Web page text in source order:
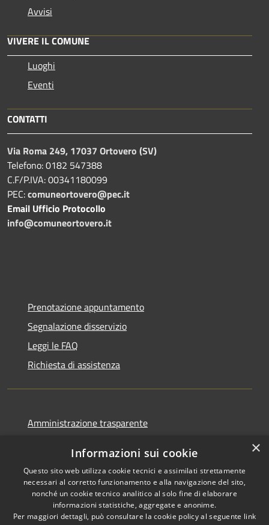
Avvisi
VIVERE IL COMUNE
Luoghi
Eventi
CONTATTI
Via Roma 249, 17037 Ortovero (SV)
Telefono: 0182 547388
C.F/P.IVA: 00341180099
PEC:comuneortovero@pec.it
Email Ufficio Protocollo
info@comuneortovero.it
Prenotazione appuntamento
Segnalazione disservizio
Leggi le FAQ
Richiesta di assistenza
Amministrazione trasparente
Dichiarazione di accessibilità
×
Informazioni sui cookie
Questo sito web utilizza cookie tecnici e assimilati strettamente
necessari al corretto funzionamento e alla navigazione del sito,
nonché un cookie tecnico analitico al solo fine di elaborare
informazioni statistiche, aggregate e anonime.
Per maggiori dettagli, può consultare la cookie policy al seguente link